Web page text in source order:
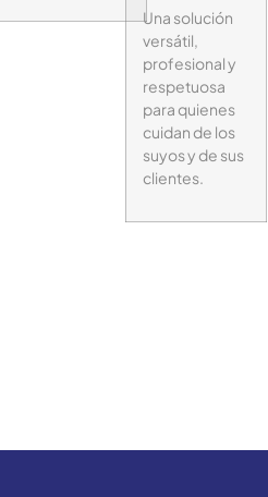
Una solución
versátil,
profesional y
respetuosa
para quienes
cuidan de los
suyos y de sus
clientes.